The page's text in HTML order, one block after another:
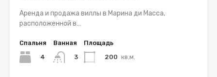
Аренда и продажа виллы в Марина ди Масса,
расположенной в…
Спальня
4
Ванная
3
Площадь
200 кв.м.